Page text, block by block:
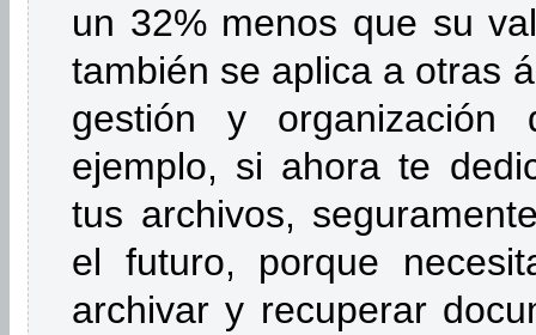
un 32% menos que su
también se aplica a otras
gestión y organización
ejemplo, si ahora te
tus archivos,
el futuro, porque
archivar y recuperar